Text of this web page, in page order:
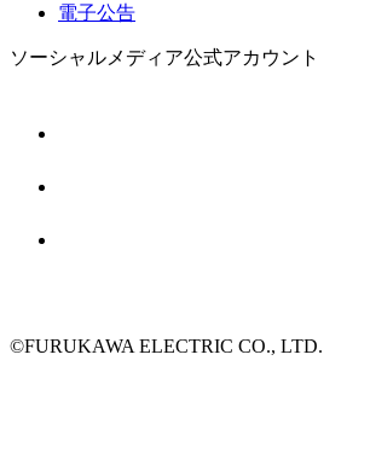
電子公告
ソーシャルメディア公式アカウント
©FURUKAWA ELECTRIC CO., LTD.